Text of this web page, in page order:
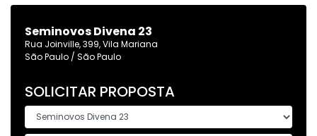
Seminovos Divena 23
Rua Joinville, 399, Vila Mariana
São Paulo / São Paulo
SOLICITAR PROPOSTA